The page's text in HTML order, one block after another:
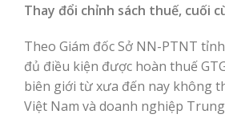
Thay đổi chỉnh sách thuế, cuối
Theo Giám đốc Sở NN-PTNT
đủ điều kiện được hoàn thuế
biên giới từ xưa đến nay không
Việt Nam và doanh nghiệp